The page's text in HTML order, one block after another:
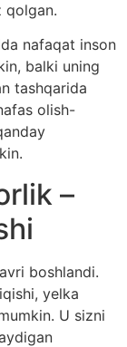
qolgan.
nafaqat inson
balki uning
tashqarida
olish-
–
boshlandi.
yelka
U sizni